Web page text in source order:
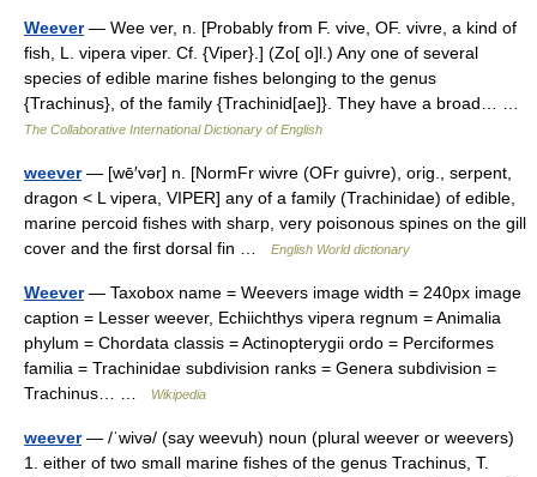
Weever— Wee ver, n. [Probably from F. vive, OF. vivre, a kind of
fish, L. vipera viper. Cf. {Viper}.] (Zo[ o]l.) Any one of several
species of edible marine fishes belonging to the genus
{Trachinus}, of the family {Trachinid[ae]}. They have a broad… …
The Collaborative International Dictionary of English
weever— [wē′vər] n. [NormFr wivre (OFr guivre), orig., serpent,
dragon < L vipera, VIPER] any of a family (Trachinidae) of edible,
marine percoid fishes with sharp, very poisonous spines on the gill
cover and the first dorsal fin …
English World dictionary
Weever— Taxobox name = Weevers image width = 240px image
caption = Lesser weever, Echiichthys vipera regnum = Animalia
phylum = Chordata classis = Actinopterygii ordo = Perciformes
familia = Trachinidae subdivision ranks = Genera subdivision =
Trachinus… …
Wikipedia
weever— /ˈwivə/ (say weevuh) noun (plural weever or weevers)
1. either of two small marine fishes of the genus Trachinus, T.